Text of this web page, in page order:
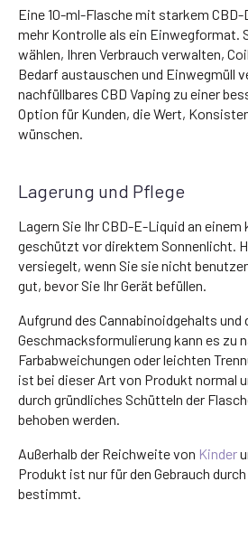
Eine 10-ml-Flasche mit starkem
mehr Kontrolle als ein Einwegformat.
wählen, Ihren Verbrauch verwalten,
Bedarf austauschen und Einwegmüll
nachfüllbares CBD Vaping zu einer
Option für Kunden, die Wert,
wünschen.
Lagerung und Pflege
Lagern Sie Ihr CBD-E-Liquid an einem
geschützt vor direktem Sonnenlicht.
versiegelt, wenn Sie sie nicht
gut, bevor Sie Ihr Gerät befüllen.
Aufgrund des Cannabinoidgehalts und
Geschmacksformulierung kann es zu
Farbabweichungen oder leichten
ist bei dieser Art von Produkt normal
durch gründliches Schütteln der
behoben werden.
Außerhalb der Reichweite von Kinder
Produkt ist nur für den Gebrauch
bestimmt.